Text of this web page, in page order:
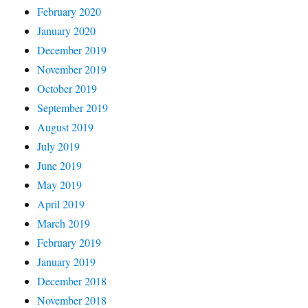
February 2020
January 2020
December 2019
November 2019
October 2019
September 2019
August 2019
July 2019
June 2019
May 2019
April 2019
March 2019
February 2019
January 2019
December 2018
November 2018